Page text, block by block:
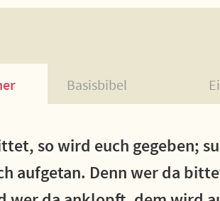
Basisbibel
so wird euch gegeben;
aufgetan. Denn wer da